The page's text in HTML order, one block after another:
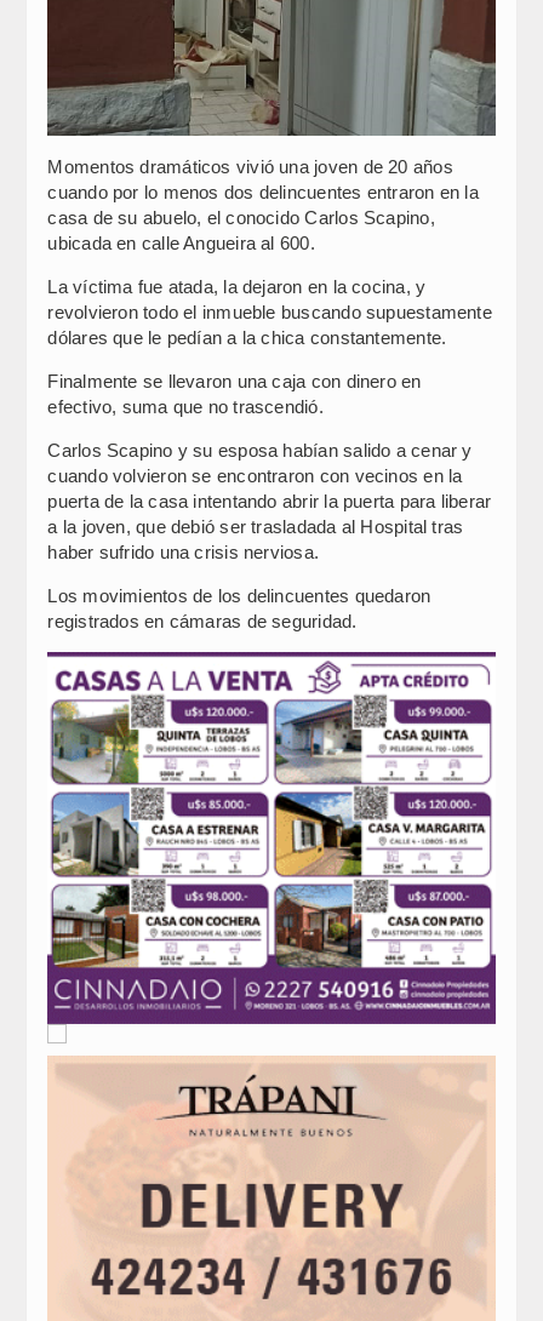
Momentos dramáticos vivió una joven de 20 años
cuando por lo menos dos delincuentes entraron en la
casa de su abuelo, el conocido Carlos Scapino,
ubicada en calle Angueira al 600.
La víctima fue atada, la dejaron en la cocina, y
revolvieron todo el inmueble buscando supuestamente
dólares que le pedían a la chica constantemente.
Finalmente se llevaron una caja con dinero en
efectivo, suma que no trascendió.
Carlos Scapino y su esposa habían salido a cenar y
cuando volvieron se encontraron con vecinos en la
puerta de la casa intentando abrir la puerta para liberar
a la joven, que debió ser trasladada al Hospital tras
haber sufrido una crisis nerviosa.
Los movimientos de los delincuentes quedaron
registrados en cámaras de seguridad.